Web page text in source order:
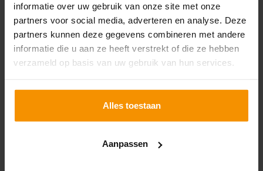
informatie over uw gebruik van onze site met onze
partners voor social media, adverteren en analyse. Deze
partners kunnen deze gegevens combineren met andere
informatie die u aan ze heeft verstrekt of die ze hebben
verzameld op basis van uw gebruik van hun services.
Alles toestaan
Aanpassen
55 negatief beoordeelde
fiscale regelingen
gepubliceerd
07-07-2026
Lees verder